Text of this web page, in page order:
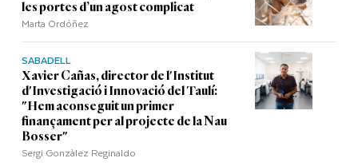
les portes d’un agost complicat
Marta Ordóñez
SABADELL
Xavier Cañas, director de l'Institut
d'Investigació i Innovació del Taulí:
"Hem aconseguit un primer
finançament per al projecte de la Nau
Bosser"
Sergi Gonzàlez Reginaldo